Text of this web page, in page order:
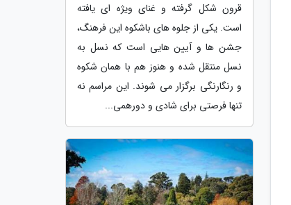
قرون شکل گرفته و غنای ویژه ای یافته
است. یکی از جلوه های باشکوه این فرهنگ،
جشن ها و آیین هایی است که نسل به
نسل منتقل شده و هنوز هم با همان شکوه
و رنگارنگی برگزار می شوند. این مراسم نه
تنها فرصتی برای شادی و دورهمی...